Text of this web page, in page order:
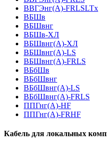
ВВГЭнг(А)-FRLSLTx
ВБШв
ВБШвнг
ВБШв-ХЛ
ВБШвнг(A)-ХЛ
ВБШвнг(A)-LS
ВБШвнг(A)-FRLS
ВБбШв
ВБбШвнг
ВБбШвнг(A)-LS
ВБбШвнг(A)-FRLS
ППГнг(А)-HF
ППГнг(А)-FRHF
Кабель для локальных